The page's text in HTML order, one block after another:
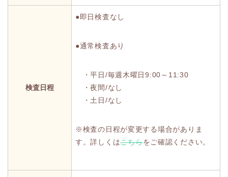
検査日程
●即日検査なし
●通常検査あり
・平日/毎週木曜日9:00～11:30
・夜間/なし
・土日/なし
※検査の日程が変更する場合がありま
す。詳しくはこちらをご確認ください。